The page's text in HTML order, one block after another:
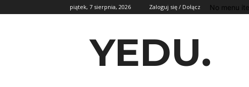
piątek, 7 sierpnia, 2026 Zaloguj się / Dołącz No menu
YEDU.